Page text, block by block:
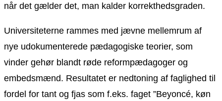
når det gælder det, man kalder korrekthedsgraden.
Universiteterne rammes med jævne mellemrum af
nye udokumenterede pædagogiske teorier, som
vinder gehør blandt røde reformpædagoger og
embedsmænd. Resultatet er nedtoning af faglighed til
fordel for tant og fjas som f.eks. faget ”Beyoncé, køn